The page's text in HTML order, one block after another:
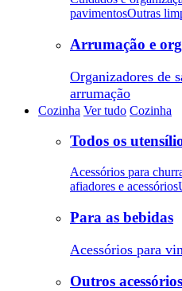
pavimentosOutras
Arrumação e
Organizadores de
arrumação
Cozinha Ver tudo Cozinha
Todos os
Acessórios para
afiadores e acessórios
Para as bebidas
Acessórios para
Outros